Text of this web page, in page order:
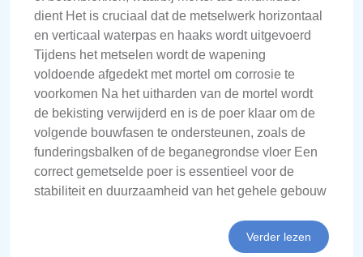
dient Het is cruciaal dat de metselwerk horizontaal
en verticaal waterpas en haaks wordt uitgevoerd
Tijdens het metselen wordt de wapening
voldoende afgedekt met mortel om corrosie te
voorkomen Na het uitharden van de mortel wordt
de bekisting verwijderd en is de poer klaar om de
volgende bouwfasen te ondersteunen, zoals de
funderingsbalken of de beganegrondse vloer Een
correct gemetselde poer is essentieel voor de
stabiliteit en duurzaamheid van het gehele gebouw
Verder lezen